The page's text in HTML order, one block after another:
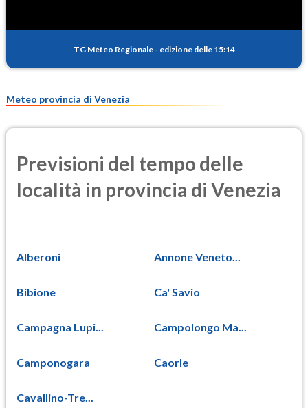
TG Meteo Regionale - edizione delle 15:14
Meteo provincia di Venezia
Previsioni del tempo delle
località in provincia di Venezia
Alberoni Annone Veneto...
Bibione Ca' Savio
Campagna Lupi... Campolongo Ma...
Camponogara Caorle
Cavallino-Tre...